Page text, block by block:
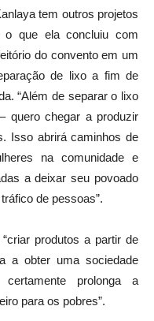
tem outros projetos
o que ela concluiu com
do convento em um
de lixo a fim de
“Além de separar o lixo
quero chegar a produzir
Isso abrirá caminhos de
na comunidade e
a deixar seu povoado
de pessoas”.
produtos a partir de
a obter uma sociedade
prolonga a
para os pobres”.